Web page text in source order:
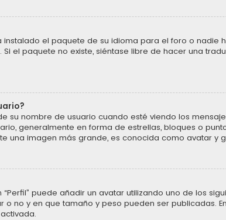
el paquete de su idioma para el foro o nadie
el paquete no existe, siéntase libre de hacer una
su nombre de usuario cuando esté viendo los
generalmente en forma de estrellas, bloques o
una imagen más grande, es conocida como avatar
puede añadir un avatar utilizando uno de los
o no y en que tamaño y peso pueden ser publicadas.